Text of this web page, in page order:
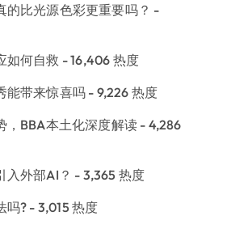
的比光源色彩更重要吗？ -
如何自救 - 16,406 热度
能带来惊喜吗- 9,226 热度
，BBA本土化深度解读- 4,286
入外部AI？ - 3,365 热度
吗? - 3,015 热度